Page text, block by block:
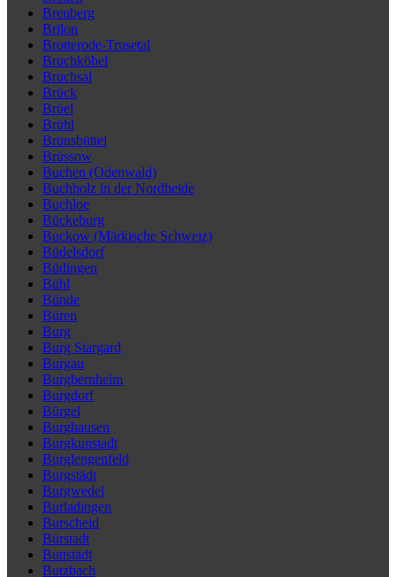
Breuberg
Brilon
Brotterode-Trusetal
Bruchköbel
Bruchsal
Brück
Brüel
Brühl
Brunsbüttel
Brüssow
Buchen (Odenwald)
Buchholz in der Nordheide
Buchloe
Bückeburg
Buckow (Märkische Schweiz)
Büdelsdorf
Büdingen
Bühl
Bünde
Büren
Burg
Burg Stargard
Burgau
Burgbernheim
Burgdorf
Bürgel
Burghausen
Burgkunstadt
Burglengenfeld
Burgstädt
Burgwedel
Burladingen
Burscheid
Bürstadt
Buttstädt
Butzbach